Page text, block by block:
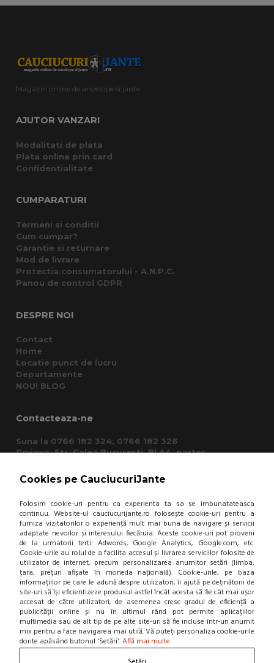
Cookies pe CauciucuriJante
Folosim cookie-uri pentru ca experienta ta sa se imbunatateasca
continuu. Website-ul cauciucurijante.ro folosește cookie-uri pentru a
furniza vizitatorilor o experiență mult mai buna de navigare și servicii
adaptate nevoilor și interesului fiecăruia. Aceste cookie-uri pot proveni
de la urmatorii terti: Adwords, Google Analytics, Google.com, etc.
Cookie-urile au rolul de a facilita accesul și livrarea serviciilor folosite de
utilizator de internet, precum personalizarea anumitor setări (limba,
țara, prețuri afișate în moneda națională). Cookie-urile, pe baza
informațiilor pe care le adună despre utilizatori, îi ajută pe deținătorii de
site-uri să își eficientizeze produsul astfel încât acesta să fie cât mai ușor
accesat de către utilizatori, de asemenea cresc gradul de eficiență a
publicității online și nu în ultimul rând pot permite aplicațiilor
multimedia sau de alt tip de pe alte site-uri să fie incluse într-un anumit
mix pentru a face navigarea mai utilă. Vă puteți personaliza cookie-urile
dorite apăsând butonul 'Setări'.Află mai multe
Magazin online de anvelope si jante
AJUTOR VANZARI
Modalitati de plata
Plata online prin card
Confidentialitate
CUMPARATURI
Termeni si conditii
Cum cumpar?
Garantie si returnare
Mod de livrare
Protectia consumatorului - A.N.P.C.
Panou de control GDPR
DESPRE NOI
Contact
Home
Locatie punct de lucru
Departamente
NOU! BLOG
Contacteaza-ne
Suna la 0766 182 324, 0766 182 326
Craiova, Str. Calea Bucuresti, Bl A4, parter
office@cauciucurijante.ro
Fii la curent cu noutatile!